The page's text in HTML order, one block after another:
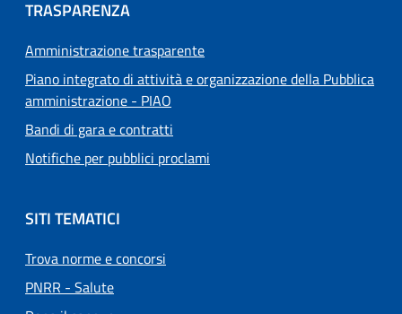
TRASPARENZA
Amministrazione trasparente
Piano integrato di attività e organizzazione della Pubblica
amministrazione - PIAO
Bandi di gara e contratti
Notifiche per pubblici proclami
SITI TEMATICI
Trova norme e concorsi
PNRR - Salute